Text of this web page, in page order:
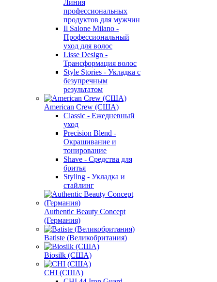
Линия
профессиональных
продуктов для мужчин
Il Salone Milano -
Профессиональный
уход для волос
Lisse Design -
Трансформация волос
Style Stories - Укладка с
безупречным
результатом
American Crew (США)
Classic - Ежедневный
уход
Precision Blend -
Окрашивание и
тонирование
Shave - Средства для
бритья
Styling - Укладка и
стайлинг
Authentic Beauty Concept
(Германия)
Batiste (Великобритания)
Biosilk (США)
CHI (США)